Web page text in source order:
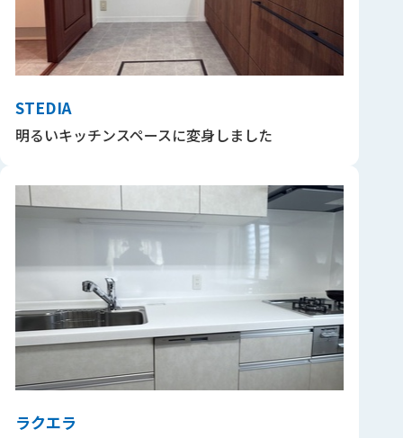
STEDIA
明るいキッチンスペースに変身しました
ラクエラ